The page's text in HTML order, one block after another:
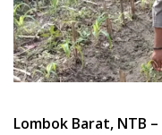
Lombok Barat, NTB –